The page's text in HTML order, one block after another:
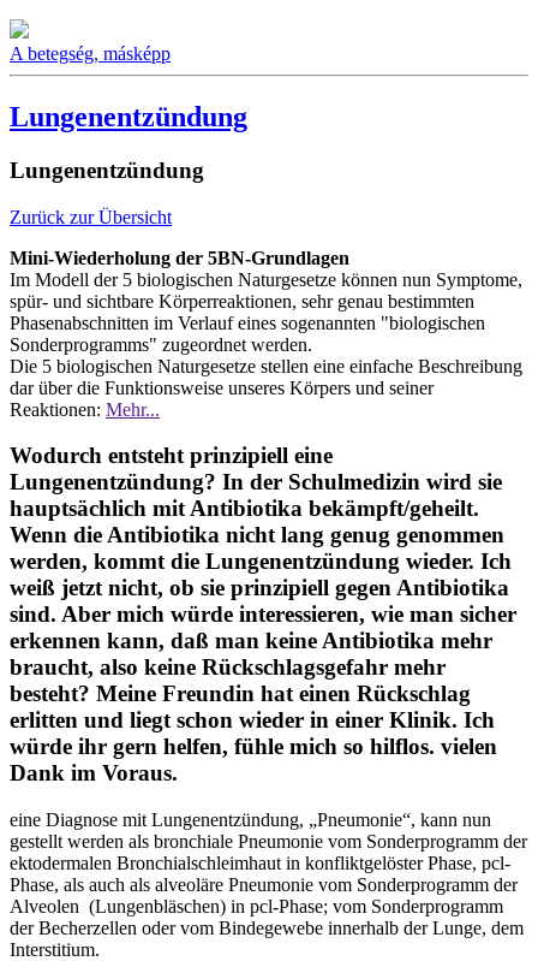
A betegség, másképp
Lungenentzündung
Lungenentzündung
Zurück zur Übersicht
Mini-Wiederholung der 5BN-Grundlagen
Im Modell der 5 biologischen Naturgesetze können nun Symptome,
spür- und sichtbare Körperreaktionen, sehr genau bestimmten
Phasenabschnitten im Verlauf eines sogenannten "biologischen
Sonderprogramms" zugeordnet werden.
Die 5 biologischen Naturgesetze stellen eine einfache Beschreibung
dar über die Funktionsweise unseres Körpers und seiner
Reaktionen: Mehr...
Wodurch entsteht prinzipiell eine
Lungenentzündung? In der Schulmedizin wird sie
hauptsächlich mit Antibiotika bekämpft/geheilt.
Wenn die Antibiotika nicht lang genug genommen
werden, kommt die Lungenentzündung wieder. Ich
weiß jetzt nicht, ob sie prinzipiell gegen Antibiotika
sind. Aber mich würde interessieren, wie man sicher
erkennen kann, daß man keine Antibiotika mehr
braucht, also keine Rückschlagsgefahr mehr
besteht? Meine Freundin hat einen Rückschlag
erlitten und liegt schon wieder in einer Klinik. Ich
würde ihr gern helfen, fühle mich so hilflos. vielen
Dank im Voraus.
eine Diagnose mit Lungenentzündung, „Pneumonie“, kann nun
gestellt werden als bronchiale Pneumonie vom Sonderprogramm der
ektodermalen Bronchialschleimhaut in konfliktgelöster Phase, pcl-
Phase, als auch als alveoläre Pneumonie vom Sonderprogramm der
Alveolen (Lungenbläschen) in pcl-Phase; vom Sonderprogramm
der Becherzellen oder vom Bindegewebe innerhalb der Lunge, dem
Interstitium.